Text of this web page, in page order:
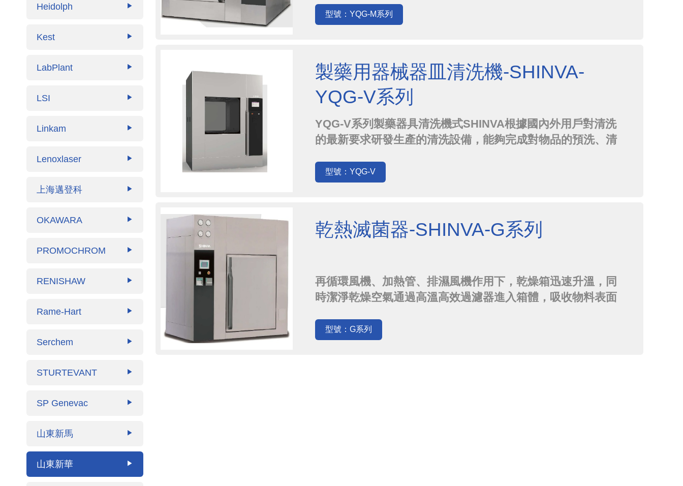
Heidolph ▶
Kest ▶
LabPlant ▶
LSI ▶
Linkam ▶
Lenoxlaser ▶
上海邁登科 ▶
OKAWARA ▶
PROMOCHROM ▶
RENISHAW ▶
Rame-Hart ▶
Serchem ▶
STURTEVANT ▶
SP Genevac ▶
山東新馬 ▶
山東新華 ▶
無死角，實現"可驗證、可記錄、可追溯"的清洗過程。目前該
類產品已廣泛應用於生物製劑、固體製劑等多個場合。產品
型號：YQG-M系列
製藥用器械器皿清洗機-SHINVA-
YQG-V系列
YQG-V系列製藥器具清洗機式SHINVA根據國內外用戶對清洗
的最新要求研發生產的清洗設備，能夠完成對物品的預洗、清
完全符合新板GMP美國FDA和歐盟cGMP規範的要求。該清洗
機具有容積大、清洗徹底、自動水程度高的特點，各項...
型號：YQG-V
乾熱滅菌器-SHINVA-G系列
再循環風機、加熱管、排濕風機作用下，乾燥箱迅速升溫，同
時潔淨乾燥空氣通過高溫高效過濾器進入箱體，吸收物料表面
循環流動。隨著水蒸氣逐漸減少，同時間系性補充新鮮過濾空
氣，箱體內成微正壓狀態，滅菌室溫度達到設定值，在設定溫
型號：G系列